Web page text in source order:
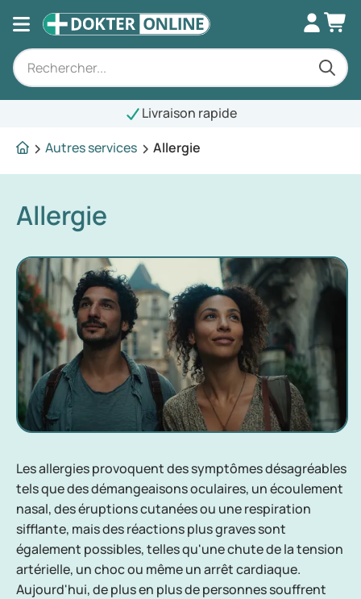
Livraison rapide
Autres services
Allergie
Allergie
Les allergies provoquent des symptômes désagréables
tels que des démangeaisons oculaires, un écoulement
nasal, des éruptions cutanées ou une respiration
sifflante, mais des réactions plus graves sont
également possibles, telles qu'une chute de la tension
artérielle, un choc ou même un arrêt cardiaque.
Aujourd'hui, de plus en plus de personnes souffrent